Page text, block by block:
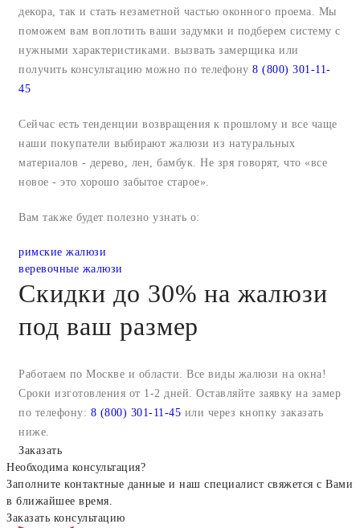
декора, так и стать незаметной частью оконного проема. Мы
поможем вам воплотить ваши задумки и подберем систему с
нужными характеристиками. вызвать замерщика или
получить консультацию можно по телефону 8 (800) 301-11-
45
Сейчас есть тенденции возвращения к прошлому и все чаще
наши покупатели выбирают жалюзи из натуральных
материалов - дерево, лен, бамбук. Не зря говорят, что «все
новое - это хорошо забытое старое».
Вам также будет полезно узнать о:
римские жалюзи
веревочные жалюзи
Скидки до 30% на жалюзи
под ваш размер
Работаем по Москве и области. Все виды жалюзи на окна!
Сроки изготовления от 1-2 дней. Оставляйте заявку на замер
по телефону: 8 (800) 301-11-45 или через кнопку заказать
ниже.
Заказать
Необходима консультация?
Заполните контактные данные и наш специалист свяжется с Вами
в ближайшее время.
Заказать консультацию